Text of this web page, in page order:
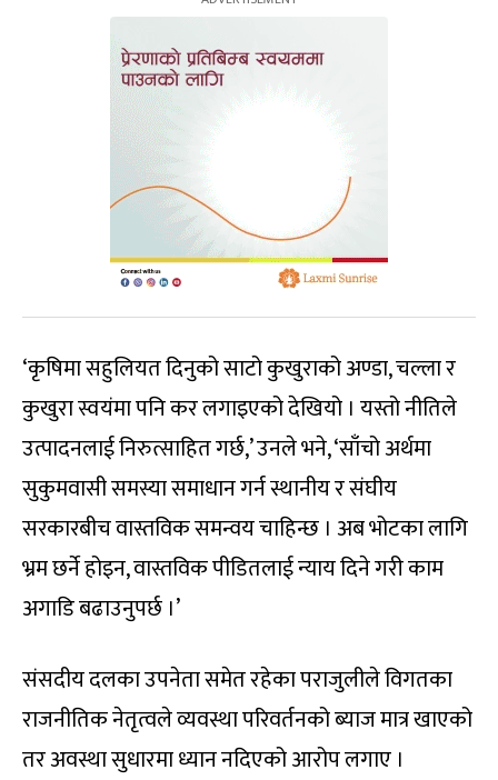
‘कृषिमा सहुलियत दिनुको साटो कुखुराको अण्डा, चल्ला र
कुखुरा स्वयंमा पनि कर लगाइएको देखियो । यस्तो नीतिले
उत्पादनलाई निरुत्साहित गर्छ,’ उनले भने, ‘साँचो अर्थमा
सुकुमवासी समस्या समाधान गर्न स्थानीय र संघीय
सरकारबीच वास्तविक समन्वय चाहिन्छ । अब भोटका लागि
भ्रम छर्ने होइन, वास्तविक पीडितलाई न्याय दिने गरी काम
अगाडि बढाउनुपर्छ ।’
संसदीय दलका उपनेता समेत रहेका पराजुलीले विगतका
राजनीतिक नेतृत्वले व्यवस्था परिवर्तनको ब्याज मात्र खाएको
तर अवस्था सुधारमा ध्यान नदिएको आरोप लगाए ।